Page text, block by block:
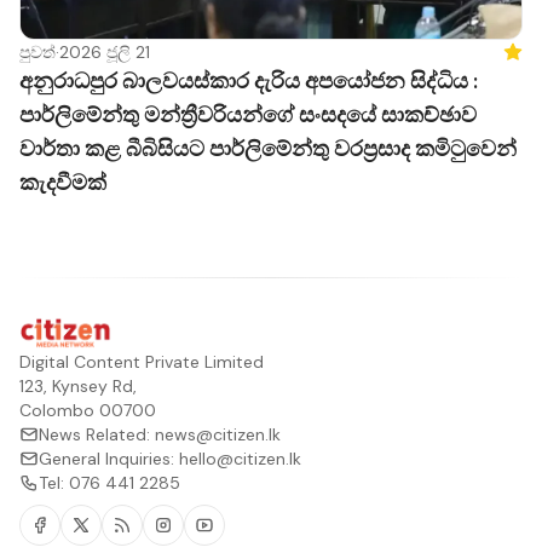
පුවත්·2026 ජූලි 21
අනුරාධපුර බාලවයස්කාර දැරිය අපයෝජන සිද්ධිය :
පාර්ලිමේන්තු මන්ත්‍රීවරියන්ගේ සංසදයේ සාකච්ඡාව
වාර්තා කළ බීබිසියට පාර්ලිමේන්තු වරප්‍රසාද කමිටුවෙන්
කැදවීමක්
Digital Content Private Limited
123, Kynsey Rd,
Colombo 00700
News Related: news@citizen.lk
General Inquiries: hello@citizen.lk
Tel: 076 441 2285
Facebook
Twitter
RSS InstagramYoutube